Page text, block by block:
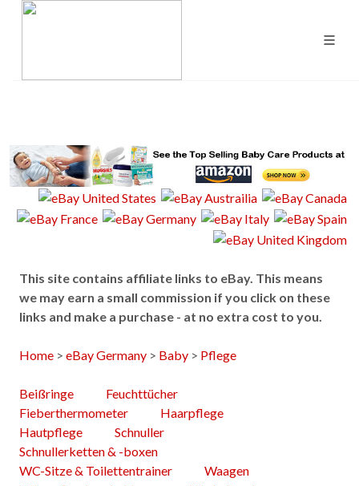
This site contains affiliate links to eBay. This means
we may earn a small commission if you click on these
links and make a purchase - at no extra cost to you.
Home > eBay Germany > Baby > Pflege
Beißringe
Feuchttücher
Fieberthermometer
Haarpflege
Hautpflege
Schnuller
Schnullerketten & -boxen
WC-Sitze & Toilettentrainer
Waagen